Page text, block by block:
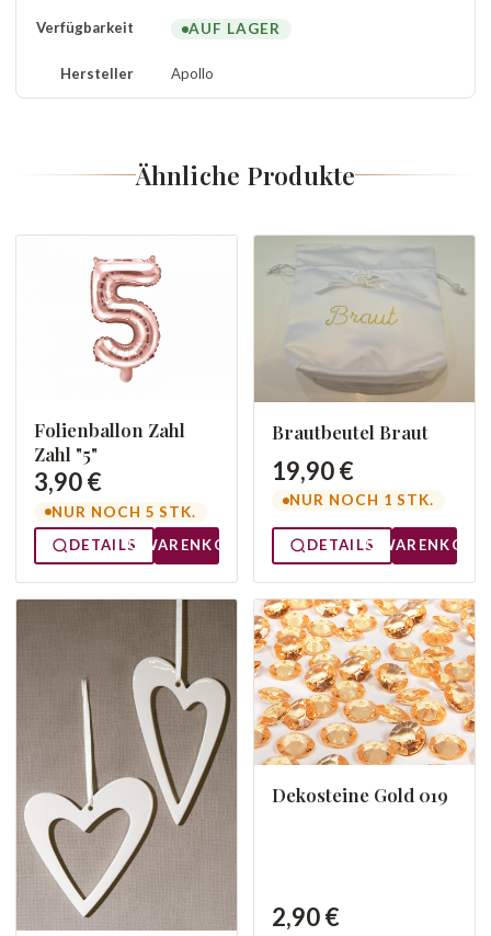
Verfügbarkeit AUF LAGER
Hersteller Apollo
Ähnliche Produkte
Folienballon Zahl
Zahl "5"
3,90 €
NUR NOCH 5 STK.
DETAILS
WARENKORB
Brautbeutel Braut
19,90 €
NUR NOCH 1 STK.
DETAILS WARENKORB
Dekosteine Gold 019
2,90 €